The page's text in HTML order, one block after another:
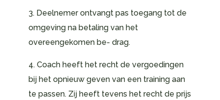
3. Deelnemer ontvangt pas toegang tot de
omgeving na betaling van het
overeengekomen be- drag.
4. Coach heeft het recht de vergoedingen
bij het opnieuw geven van een training aan
te passen. Zij heeft tevens het recht de prijs